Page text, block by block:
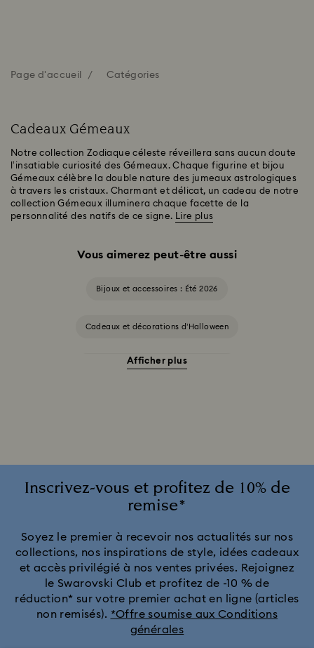
Page d'accueil Catégories
Cadeaux Gémeaux
Notre collection Zodiaque céleste réveillera sans aucun doute
l’insatiable curiosité des Gémeaux. Chaque figurine et bijou
Gémeaux célèbre la double nature des jumeaux astrologiques
à travers les cristaux. Charmant et délicat, un cadeau de notre
collection Gémeaux illuminera chaque facette de la
personnalité des natifs de ce signe. Lire plus
Vous aimerez peut-être aussi
Bijoux et accessoires : Été 2026
Cadeaux et décorations d’Halloween
Accessoires et figurines Cheshire Cat
Collection Florere Collection Gema
Collection Holiday Cheers
Collection Holiday Magic Collection Hyperbola
Afficher plus
Inscrivez-vous et profitez de 10% de
remise*
Soyez le premier à recevoir nos actualités sur nos
collections, nos inspirations de style, idées cadeaux
et accès privilégié à nos ventes privées. Rejoignez
le Swarovski Club et profitez de -10 % de
réduction* sur votre premier achat en ligne (articles
non remisés). *Offre soumise aux Conditions
générales